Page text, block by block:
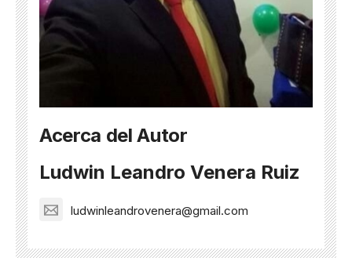
Acerca del Autor
Ludwin Leandro Venera Ruiz
ludwinleandrovenera@gmail.com